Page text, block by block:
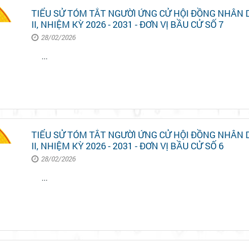
TIỂU SỬ TÓM TẮT NGƯỜI ỨNG CỬ HỘI ĐỒNG NHÂN
II, NHIỆM KỲ 2026 - 2031 - ĐƠN VỊ BẦU CỬ SỐ 7
28/02/2026
...
TIỂU SỬ TÓM TẮT NGƯỜI ỨNG CỬ HỘI ĐỒNG NHÂN
II, NHIỆM KỲ 2026 - 2031 - ĐƠN VỊ BẦU CỬ SỐ 6
28/02/2026
...